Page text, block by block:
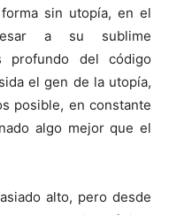
sin utopía, en el
a su sublime
profundo del código
el gen de la utopía,
posible, en constante
algo mejor que el
alto, pero desde